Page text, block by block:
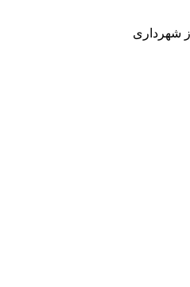
شهرداری